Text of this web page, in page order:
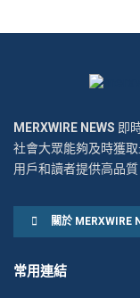
MERXWIRE NEWS 即
社會大眾能夠及時獲
用戶和讀者提供高品
關於 MERXWIRE
常用連結